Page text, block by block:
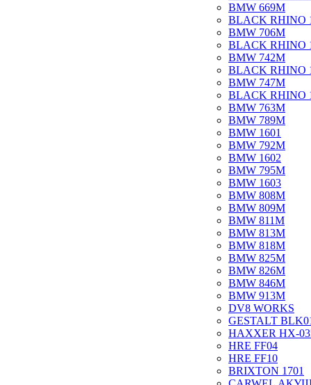
BMW 669M
BLACK RHINO
BMW 706M
BLACK RHINO
BMW 742M
BLACK RHINO
BMW 747M
BLACK RHINO
BMW 763M
BMW 789M
BMW 1601
BMW 792M
BMW 1602
BMW 795M
BMW 1603
BMW 808M
BMW 809M
BMW 811M
BMW 813M
BMW 818M
BMW 825M
BMW 826M
BMW 846M
BMW 913M
DV8 WORKS
GESTALT
HAXXER HX-
HRE FF04
HRE FF10
BRIXTON 1701